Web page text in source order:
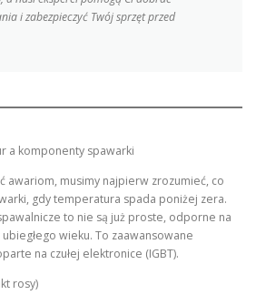
i zabezpieczyć Twój sprzęt przed
a komponenty spawarki
awariom, musimy najpierw zrozumieć, co
gdy temperatura spada poniżej zera.
to nie są już proste, odporne na
wieku. To zaawansowane
na czułej elektronice (IGBT).
rosy)